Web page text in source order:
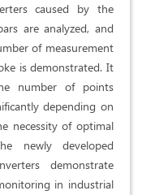
caused by the
are analyzed, and
of measurement
is demonstrated. It
number of points
depending on
necessity of optimal
newly developed
demonstrate
in industrial